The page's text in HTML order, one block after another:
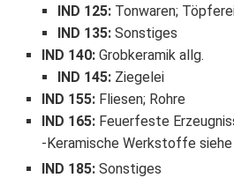
IND 125:Tonwaren;
IND 135:Sonstiges
IND 140: Grobkeramik allg.
IND 145:Ziegelei
IND 155: Fliesen; Rohre
IND 165: Feuerfeste
Keramische Werkstoffe
IND 185: Sonstiges